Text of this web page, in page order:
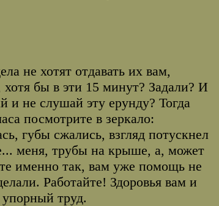
не хотят отдавать их вам,
хотя бы в эти 15 минут? Задали? И
и не слушай эту ерунду? Тогда
посмотрите в зеркало:
губы сжались, взгляд потускнел
меня, трубы на крыше, а, может
именно так, вам уже помощь не
Работайте! Здоровья вам и
труд.